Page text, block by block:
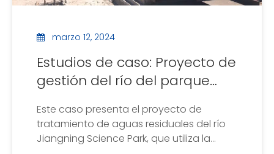
marzo 12, 2024
Estudios de caso: Proyecto de
gestión del río del parque
Jiangning
Este caso presenta el proyecto de
tratamiento de aguas residuales del río
Jiangning Science Park, que utiliza la